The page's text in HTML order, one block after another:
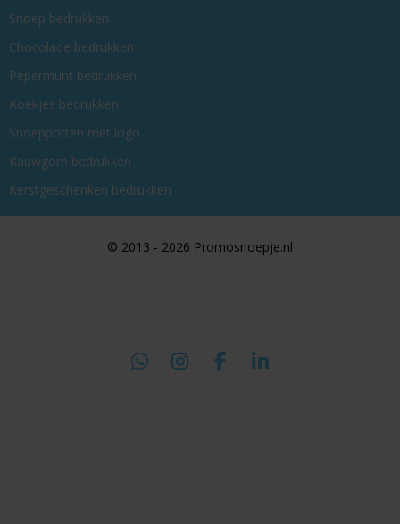
Snoep bedrukken
Chocolade bedrukken
Pepermunt bedrukken
Koekjes bedrukken
Snoeppotten met logo
Kauwgom bedrukken
Kerstgeschenken bedrukken
© 2013 - 2026 Promosnoepje.nl